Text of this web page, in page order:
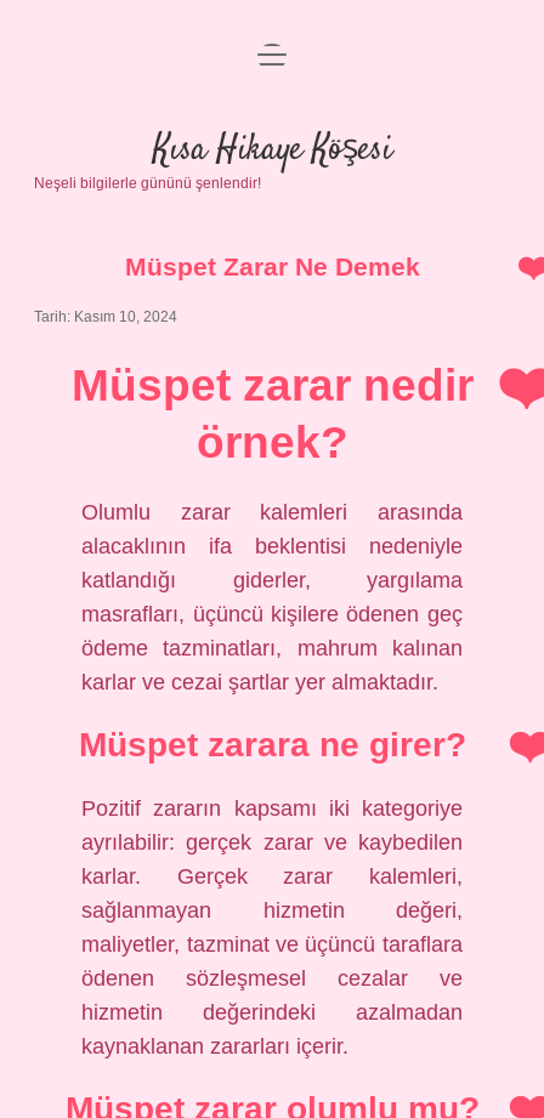
Anasayfa
Gizlilik Politikası
Yasal Uyarı
menüyü
Kısa Hikaye Köşesi
Neşeli bilgilerle gününü şenlendir!
Müspet Zarar Ne Demek
Tarih: Kasım 10, 2024
Müspet zarar nedir
örnek?
Olumlu zarar kalemleri arasında
alacaklının ifa beklentisi nedeniyle
katlandığı giderler, yargılama
masrafları, üçüncü kişilere ödenen geç
ödeme tazminatları, mahrum kalınan
karlar ve cezai şartlar yer almaktadır.
Müspet zarara ne girer?
Pozitif zararın kapsamı iki kategoriye
ayrılabilir: gerçek zarar ve kaybedilen
karlar. Gerçek zarar kalemleri,
sağlanmayan hizmetin değeri,
maliyetler, tazminat ve üçüncü taraflara
ödenen sözleşmesel cezalar ve
hizmetin değerindeki azalmadan
kaynaklanan zararları içerir.
Müspet zarar olumlu mu?